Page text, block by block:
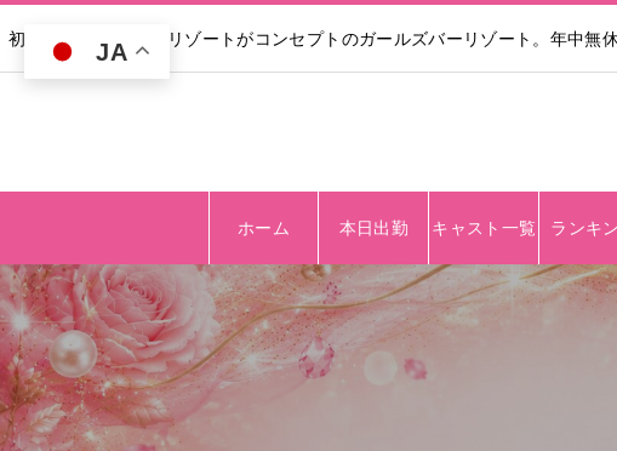
初回30分無料｜高級リゾートがコンセプトのガールズバーリゾート。年中
ホーム 本日出勤 キャスト一覧 ランキ
JA